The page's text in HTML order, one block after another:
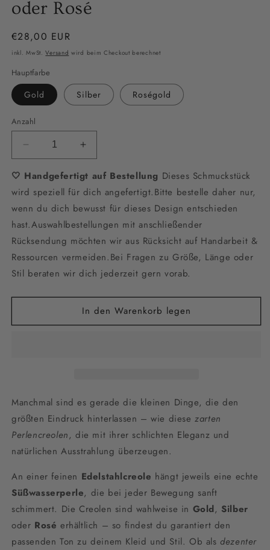
oder Rosé
Normaler
Preis
€28,00 EUR
inkl. MwSt.Versand wird beim Checkout berechnet
Hauptfarbe
Gold Silber Roségold
Anzahl
Verringere
die
Menge
für
Kleine
Perlencreolen
mit
Süßwasserperlen
Filigraner
Brautschmuck
Gold,
oder
Erhöhe
die
Menge
für
Perlencreolen
mit
Süßwasserperlen
Filigraner
Brautschmuck
Gold,
Silber
oder
🤍 Handgefertigt auf Bestellung Dieses Schmuckstück
wird speziell für dich angefertigt.Bitte bestelle daher nur,
wenn du dich bewusst für dieses Design entschieden
hast.Auswahlbestellungen mit anschließender
Rücksendung möchten wir aus Rücksicht auf Handarbeit &
Ressourcen vermeiden.Bei Fragen zu Größe, Länge oder
Stil beraten wir dich jederzeit gern vorab.
In den Warenkorb legen
Manchmal sind es gerade die kleinen Dinge, die den
größten Eindruck hinterlassen – wie diesezarten
Perlencreolen, die mit ihrer schlichten Eleganz und
natürlichen Ausstrahlung überzeugen.
An einer feinen Edelstahlcreole hängt jeweils eine echte
Süßwasserperle, die bei jeder Bewegung sanft
schimmert. Die Creolen sind wahlweise in Gold, Silber
oder Rosé erhältlich – so findest du garantiert den
passenden Ton zu deinem Kleid und Stil. Ob als dezenter